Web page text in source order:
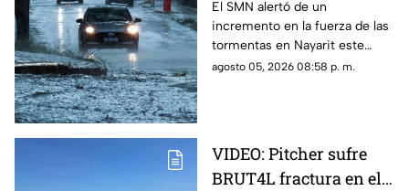
mexicano intensificará
las tormentas en
Nayarit
El SMN alertó de un
incremento en la fuerza de las
tormentas en Nayarit este
jueves 6 de agosto
agosto 05, 2026 08:58 p. m.
VIDEO: Pitcher sufre
BRUT4L fractura en el